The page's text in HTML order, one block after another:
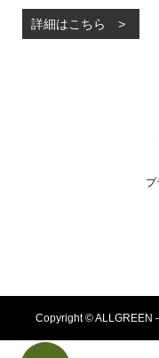
詳細はこちら
プ
Copyright ©ALLGREEN